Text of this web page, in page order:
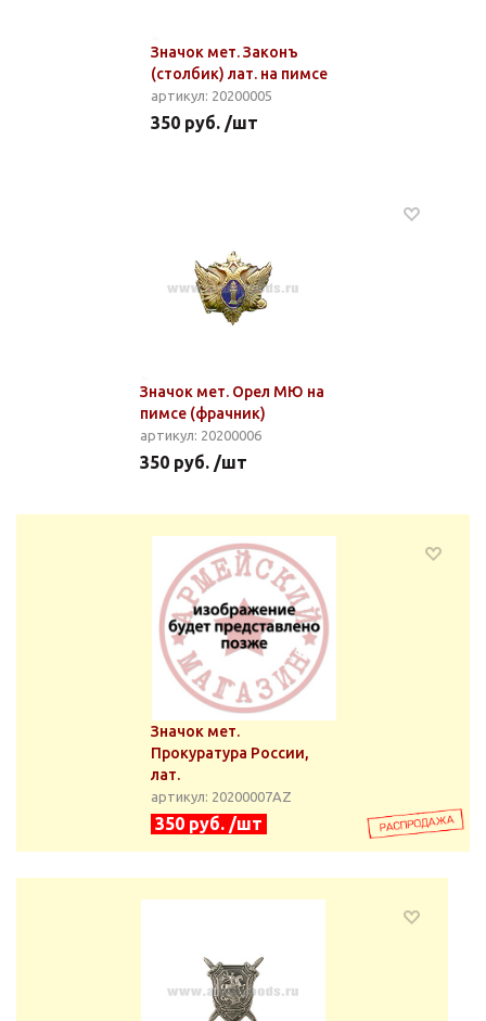
Значок мет. Законъ
(столбик) лат. на пимсе
артикул: 20200005
350 руб. /шт
Значок мет. Орел МЮ на
пимсе (фрачник)
артикул: 20200006
350 руб. /шт
Значок мет.
Прокуратура России,
лат.
артикул: 20200007АZ
350 руб. /шт